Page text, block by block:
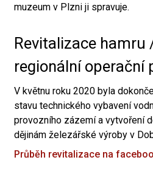
muzeum v Plzni ji spravuje.
Revitalizace hamru
regionální operační
V květnu roku 2020 byla
stavu technického vybavení
provozního zázemí a vytvoření
dějinám železářské výroby v
Průběh revitalizace na